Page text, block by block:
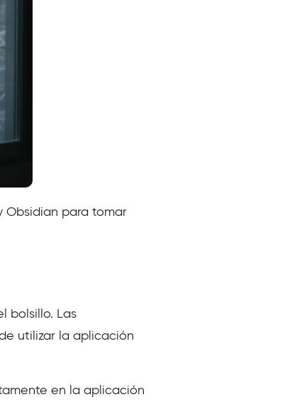
Obsidian para tomar
bolsillo. Las
utilizar la aplicación
en la aplicación